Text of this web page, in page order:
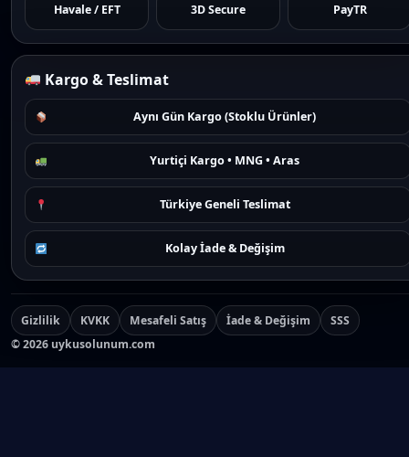
Havale / EFT 3D Secure PayTR
Kargo & Teslimat
Aynı Gün Kargo (Stoklu Ürünler)
Yurtiçi Kargo • MNG • Aras
Türkiye Geneli Teslimat
Kolay İade & Değişim
Gizlilik KVKK Mesafeli Satış İade & Değişim
SSS
©2026 uykusolunum.com